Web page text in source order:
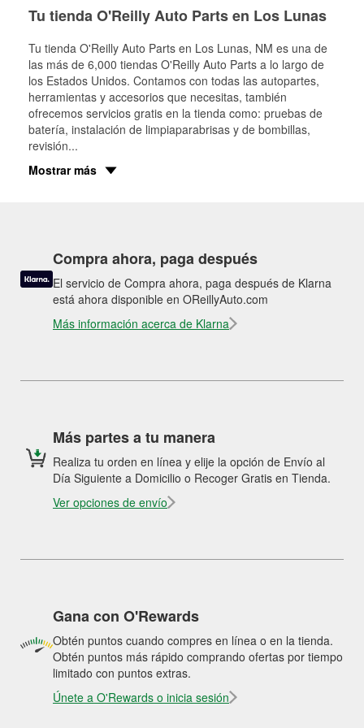
Tu tienda O'Reilly Auto Parts en Los Lunas
Tu tienda O'Reilly Auto Parts en Los Lunas, NM es una de
las más de 6,000 tiendas O'Reilly Auto Parts a lo largo de
los Estados Unidos. Contamos con todas las autopartes,
herramientas y accesorios que necesitas, también
ofrecemos servicios gratis en la tienda como: pruebas de
batería, instalación de limpiaparabrisas y de bombillas,
revisión...
Mostrar más
Compra ahora, paga después
El servicio de Compra ahora, paga después de Klarna
está ahora disponible en OReillyAuto.com
Más información acerca de Klarna
Más partes a tu manera
Realiza tu orden en línea y elije la opción de Envío al
Día Siguiente a Domicilio o Recoger Gratis en Tienda.
Ver opciones de envío
Gana con O'Rewards
Obtén puntos cuando compres en línea o en la tienda.
Obtén puntos más rápido comprando ofertas por tiempo
limitado con puntos extras.
Únete a O'Rewards o inicia sesión